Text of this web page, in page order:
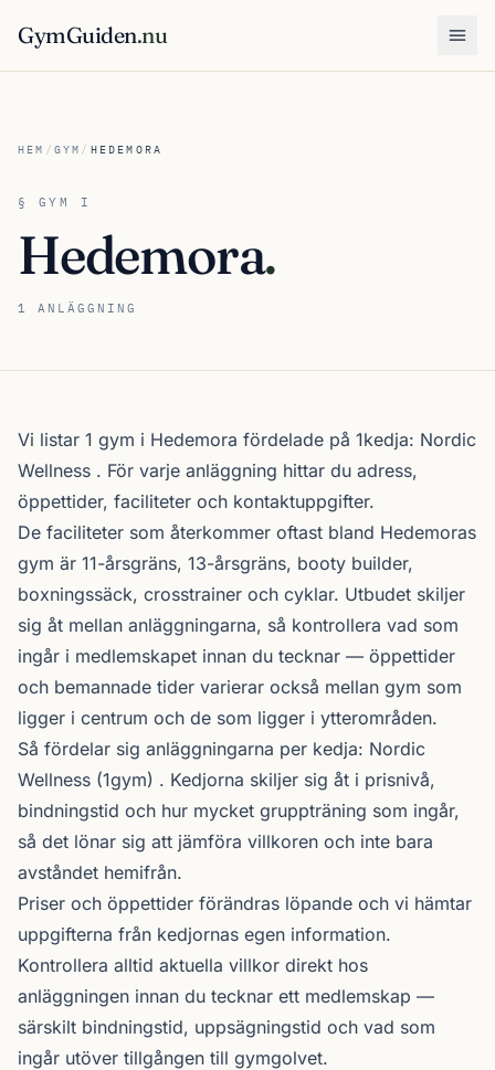
GymGuiden.nu
HEM / GYM / HEDEMORA
§ GYM I
Hedemora.
1 ANLÄGGNING
Om gymutbudet i Hedemora
Vi listar 1 gym i Hedemora fördelade på 1kedja: Nordic
Wellness . För varje anläggning hittar du adress,
öppettider, faciliteter och kontaktuppgifter.
De faciliteter som återkommer oftast bland Hedemoras
gym är 11-årsgräns, 13-årsgräns, booty builder,
boxningssäck, crosstrainer och cyklar. Utbudet skiljer
sig åt mellan anläggningarna, så kontrollera vad som
ingår i medlemskapet innan du tecknar — öppettider
och bemannade tider varierar också mellan gym som
ligger i centrum och de som ligger i ytterområden.
Så fördelar sig anläggningarna per kedja: Nordic
Wellness (1gym) . Kedjorna skiljer sig åt i prisnivå,
bindningstid och hur mycket gruppträning som ingår,
så det lönar sig att jämföra villkoren och inte bara
avståndet hemifrån.
Priser och öppettider förändras löpande och vi hämtar
uppgifterna från kedjornas egen information.
Kontrollera alltid aktuella villkor direkt hos
anläggningen innan du tecknar ett medlemskap —
särskilt bindningstid, uppsägningstid och vad som
ingår utöver tillgången till gymgolvet.